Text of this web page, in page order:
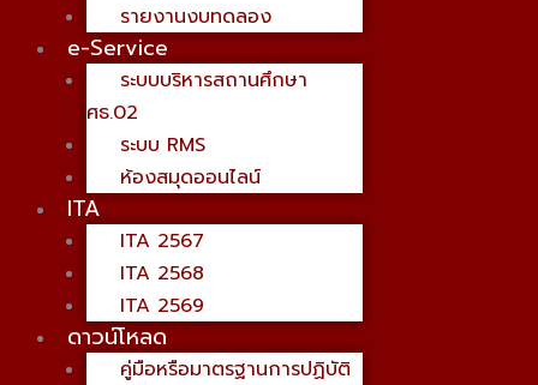
รายงานงบทดลอง
e-Service
ระบบบริหารสถานศึกษา
ศธ.02
ระบบ RMS
ห้องสมุดออนไลน์
ITA
ITA 2567
ITA 2568
ITA 2569
ดาวน์โหลด
คู่มือหรือมาตรฐานการปฏิบัติ